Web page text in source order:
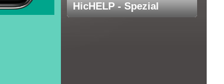
HicHELP - Spezial